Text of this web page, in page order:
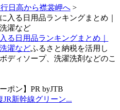
日高から襟裳岬へ >
る日用品ランキングまとめ｜
濯などふるさと納税を活用し
ディソープ、洗濯洗剤などのこ
ポン】PR byJTB
JR新幹線グリーン...